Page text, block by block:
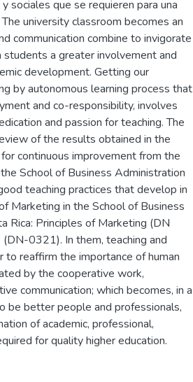
sociales que se requieren para una
university classroom becomes an
communication combine to invigorate
students a greater involvement and
development. Getting our
by autonomous learning process that
and co-responsibility, involves
and passion for teaching. The
of the results obtained in the
continuous improvement from the
School of Business Administration
teaching practices that develop in
Marketing in the School of Business
Rica: Principles of Marketing (DN
0321). In them, teaching and
to reaffirm the importance of human
by the cooperative work,
communication; which becomes, in a
be better people and professionals,
of academic, professional,
for quality higher education.